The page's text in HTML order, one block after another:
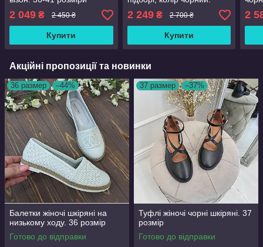
2 049 ₴ 2 450 ₴
Купити
Розміри 36-41
2 249₴ 2 700 ₴
Купити
2
Акційні пропозиції та новинки
36 размер –44%
Балетки жіночі шкіряні на
низькому ходу. 36 розмір
Готово до відправки
37 размер –37%
Туфлі жіночі чорні шкіряні. 37
розмір
Готово до відправки